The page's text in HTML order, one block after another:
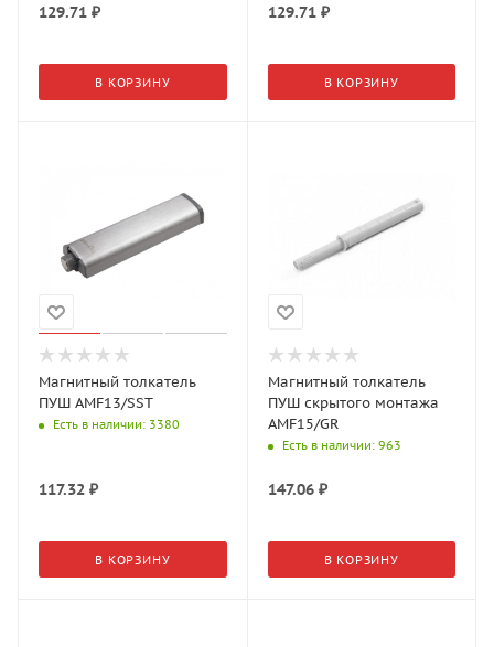
129.71 ₽
В КОРЗИНУ
129.71₽
В КОРЗИНУ
Магнитный толкатель
ПУШ AMF13/SST
Есть в наличии: 3380
117.32 ₽
В КОРЗИНУ
Магнитный толкатель
ПУШ скрытого монтажа
AMF15/GR
Есть в наличии: 963
147.06₽
В КОРЗИНУ